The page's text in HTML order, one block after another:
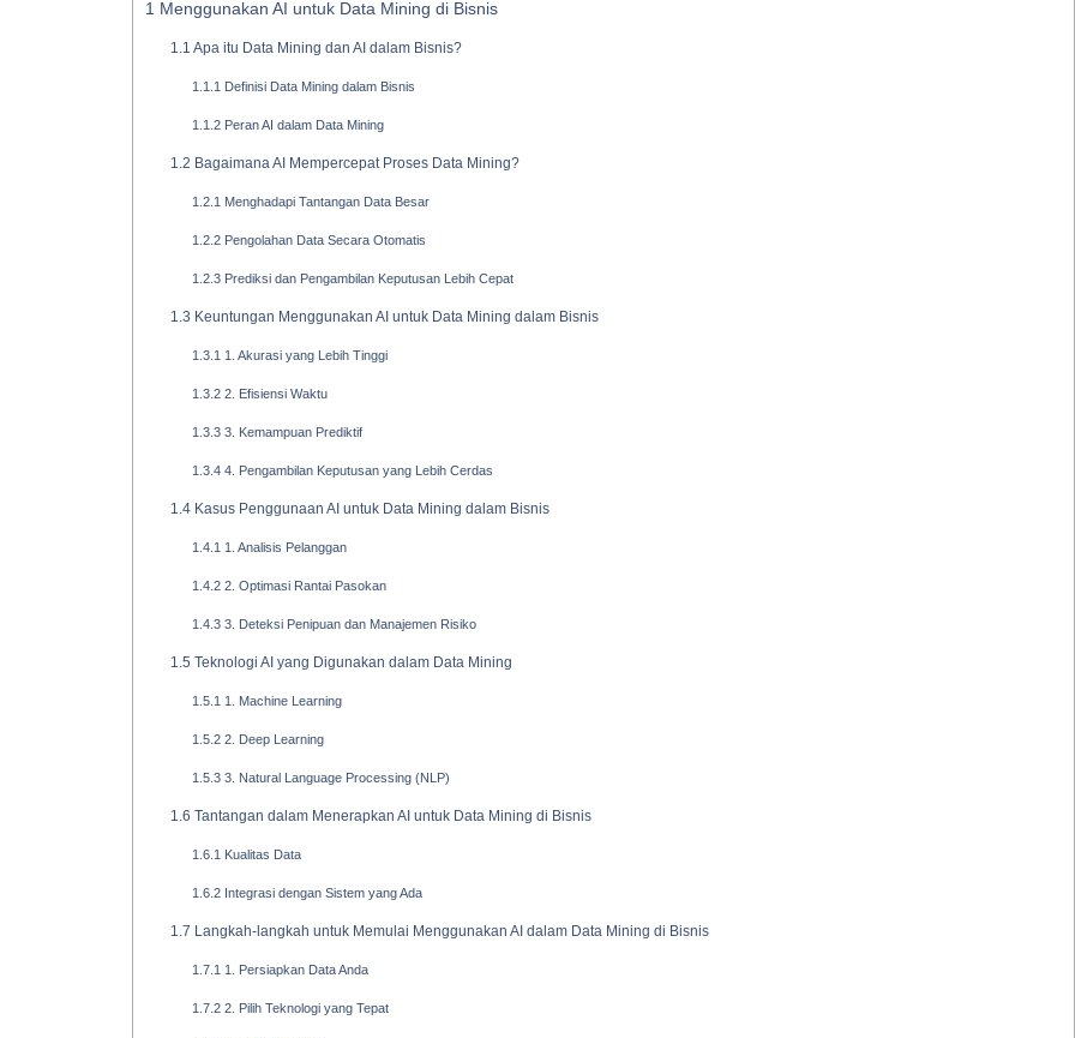
1 Menggunakan AI untuk Data Mining di Bisnis
1.1 Apa itu Data Mining dan AI dalam Bisnis?
1.1.1 Definisi Data Mining dalam Bisnis
1.1.2Peran AI dalam Data Mining
1.2 Bagaimana AI Mempercepat Proses Data Mining?
1.2.1 Menghadapi Tantangan Data Besar
1.2.2Pengolahan Data Secara Otomatis
1.2.3Prediksi dan Pengambilan Keputusan Lebih Cepat
1.3 Keuntungan Menggunakan AI untuk Data Mining dalam Bisnis
1.3.1 1. Akurasi yang Lebih Tinggi
1.3.22. Efisiensi Waktu
1.3.33. Kemampuan Prediktif
1.3.44. Pengambilan Keputusan yang Lebih Cerdas
1.4Kasus Penggunaan AI untuk Data Mining dalam Bisnis
1.4.1 1. Analisis Pelanggan
1.4.22. Optimasi Rantai Pasokan
1.4.33. Deteksi Penipuan dan Manajemen Risiko
1.5 Teknologi AI yang Digunakan dalam Data Mining
1.5.1 1. Machine Learning
1.5.22. Deep Learning
1.5.33. Natural Language Processing (NLP)
1.6 Tantangan dalam Menerapkan AI untuk Data Mining di Bisnis
1.6.1 Kualitas Data
1.6.2Integrasi dengan Sistem yang Ada
1.7 Langkah-langkah untuk Memulai Menggunakan AI dalam Data Mining di Bisnis
1.7.1 1. Persiapkan Data Anda
1.7.22. Pilih Teknologi yang Tepat